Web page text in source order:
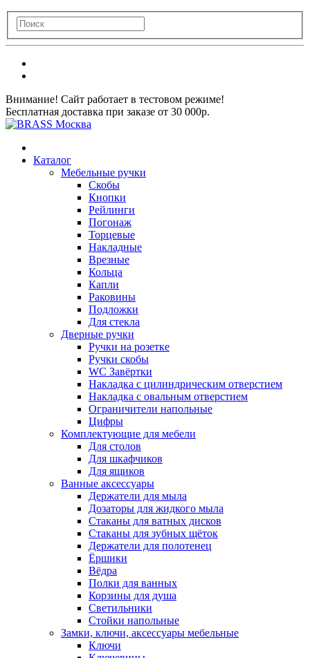
Внимание! Сайт работает в тестовом режиме!
Бесплатная доставка при заказе от 30 000р.
Каталог
Мебельные ручки
Скобы
Кнопки
Рейлинги
Погонаж
Торцевые
Накладные
Врезные
Кольца
Капли
Раковины
Подложки
Для стекла
Дверные ручки
Ручки на розетке
Ручки скобы
WC Завёртки
Накладка с цилиндрическим отверстием
Накладка с овальным отверстием
Ограничители напольные
Цифры
Комплектующие для мебели
Для столов
Для шкафчиков
Для ящиков
Ванные аксессуары
Держатели для мыла
Дозаторы для жидкого мыла
Стаканы для ватных дисков
Стаканы для зубных щёток
Держатели для полотенец
Ёршики
Вёдра
Полки для ванных
Корзины для душа
Светильники
Стойки напольные
Замки, ключи, аксессуары мебельные
Ключи